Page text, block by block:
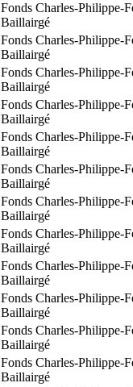
Fonds Charles-Philippe-
Baillairgé
Fonds Charles-Philippe-
Baillairgé
Fonds Charles-Philippe-
Baillairgé
Fonds Charles-Philippe-
Baillairgé
Fonds Charles-Philippe-
Baillairgé
Fonds Charles-Philippe-
Baillairgé
Fonds Charles-Philippe-
Baillairgé
Fonds Charles-Philippe-
Baillairgé
Fonds Charles-Philippe-
Baillairgé
Fonds Charles-Philippe-
Baillairgé
Fonds Charles-Philippe-
Baillairgé
Fonds Charles-Philippe-
Baillairgé